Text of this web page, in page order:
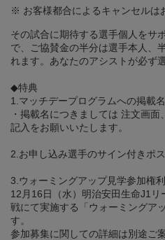
※ お客様都合によるキャンセルは
その試合に期待する選手個人をサ
で、ご協賛金の半分は選手本人、
れます。あなたのアシストが必ず
◆特典
1.マッチデープログラムへの掲載
・掲載名につきましては 注文画
記入をお願いいたします。
2.お申し込み選手のサイン付きポ
3.ウォーミングアップ見学参加権
12月16日（水）明治安田生命J1
戦にて実施する「ウォーミングア
す。
参加募集に関しての詳細は別途ご